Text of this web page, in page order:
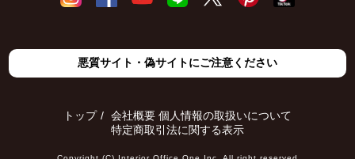
悪質サイト・偽サイトにご注意ください
トップ 会社概要 個人情報の取扱いについて
特定商取引法に関する表示